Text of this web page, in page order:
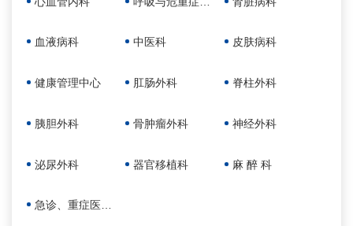
血液病科 中医科 皮肤病科
健康管理中心 肛肠外科 脊柱外科
胰胆外科 骨肿瘤外科 神经外科
泌尿外科 器官移植科 麻 醉 科
急诊、重症医学科